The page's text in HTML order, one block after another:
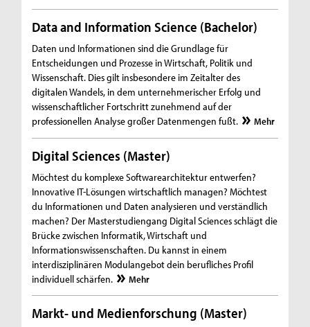
Data and Information Science (Bachelor)
Daten und Informationen sind die Grundlage für
Entscheidungen und Prozesse in Wirtschaft, Politik und
Wissenschaft. Dies gilt insbesondere im Zeitalter des
digitalen Wandels, in dem unternehmerischer Erfolg und
wissenschaftlicher Fortschritt zunehmend auf der
professionellen Analyse großer Datenmengen fußt.
Mehr
Digital Sciences (Master)
Möchtest du komplexe Softwarearchitektur entwerfen?
Innovative IT-Lösungen wirtschaftlich managen? Möchtest
du Informationen und Daten analysieren und verständlich
machen? Der Masterstudiengang Digital Sciences schlägt die
Brücke zwischen Informatik, Wirtschaft und
Informationswissenschaften. Du kannst in einem
interdisziplinären Modulangebot dein berufliches Profil
individuell schärfen.
Mehr
Markt- und Medienforschung (Master)